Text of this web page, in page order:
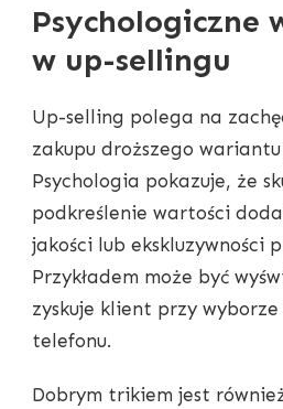
Psychologiczne
w up-sellingu
Up-selling polega na
zakupu droższego
Psychologia pokazuje, że
podkreślenie wartości
jakości lub ekskluzywności
Przykładem może być
zyskuje klient przy
telefonu.
Dobrym trikiem jest